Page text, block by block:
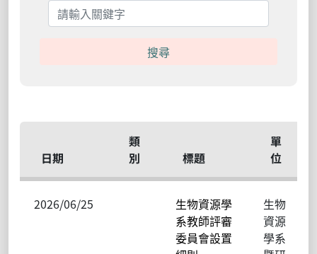
日期
類
別
標題
單
位
2026/06/25
生物資源學
系教師評審
委員會設置
生物
資源
學系